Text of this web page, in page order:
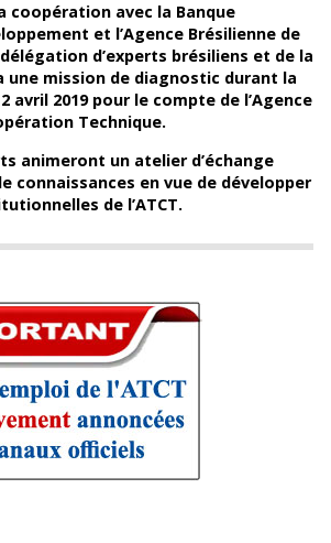
coopération avec la Banque
et l’Agence Brésilienne de
d’experts brésiliens et de la
une mission de diagnostic durant la
avril 2019 pour le compte de l’Agence
Technique.
animeront un atelier d’échange
connaissances en vue de développer
de l’ATCT.